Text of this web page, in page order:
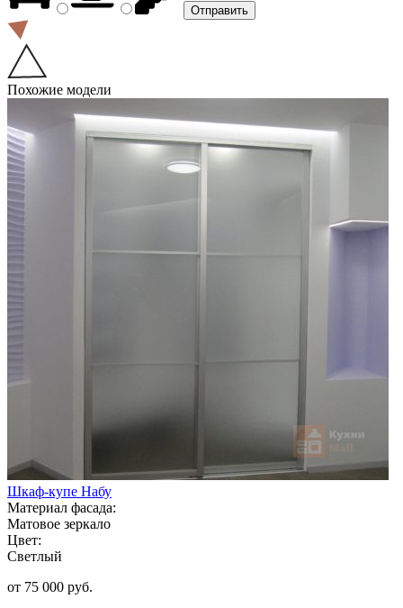
Похожие модели
Шкаф-купе Набу
Материал фасада:
Матовое зеркало
Цвет:
Светлый
от 75 000 руб.